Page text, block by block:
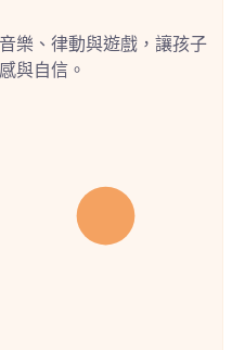
樂、律動與遊戲，讓孩子
與自信。